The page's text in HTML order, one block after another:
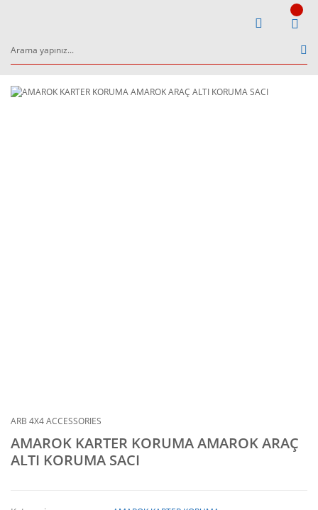
ARB 4X4 ACCESSORIES
AMAROK KARTER KORUMA AMAROK ARAÇ
ALTI KORUMA SACI